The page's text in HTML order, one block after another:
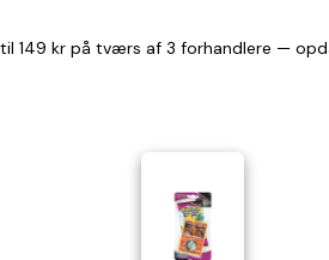
149 kr på tværs af 3 forhandlere —